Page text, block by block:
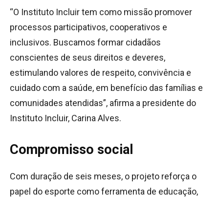
“O Instituto Incluir tem como missão promover
processos participativos, cooperativos e
inclusivos. Buscamos formar cidadãos
conscientes de seus direitos e deveres,
estimulando valores de respeito, convivência e
cuidado com a saúde, em benefício das famílias e
comunidades atendidas”, afirma a presidente do
Instituto Incluir, Carina Alves.
Compromisso social
Com duração de seis meses, o projeto reforça o
papel do esporte como ferramenta de educação,